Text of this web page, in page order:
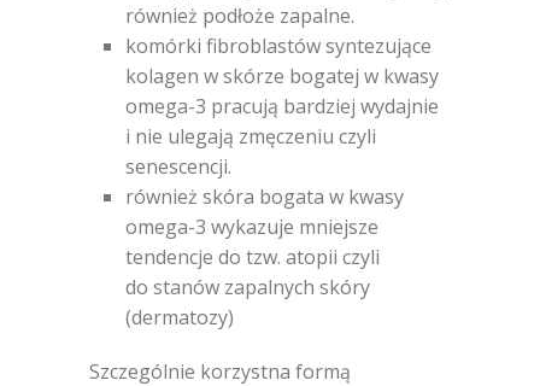
również podłoże zapalne.
komórki fibroblastów syntezujące
kolagen w skórze bogatej w kwasy
omega-3 pracują bardziej wydajnie
i nie ulegają zmęczeniu czyli
senescencji.
również skóra bogata w kwasy
omega-3 wykazuje mniejsze
tendencje do tzw. atopii czyli
do stanów zapalnych skóry
(dermatozy)
Szczególnie korzystna formą